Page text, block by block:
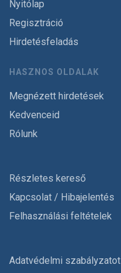
Nyitólap
Regisztráció
Hirdetésfeladás
HASZNOS OLDALAK
Megnézett hirdetések
Kedvenceid
Rólunk
Részletes kereső
Kapcsolat / Hibajelentés
Felhasználási feltételek
Adatvédelmi szabályzatot